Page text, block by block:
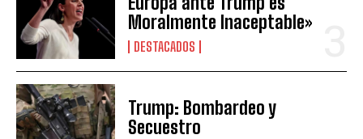
Moralmente Inaceptable»
DESTACADOS
Trump: Bombardeo y
Secuestro